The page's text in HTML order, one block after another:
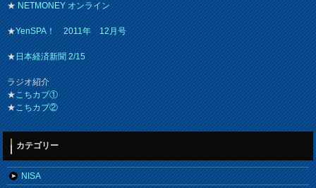
★NETMONEY オンライン
★YenSPA！ 2011年 12月号
★日本経済新聞 2/15
ラジオ紹介
★こちカブ①
★こちカブ②
カテゴリー
NISA